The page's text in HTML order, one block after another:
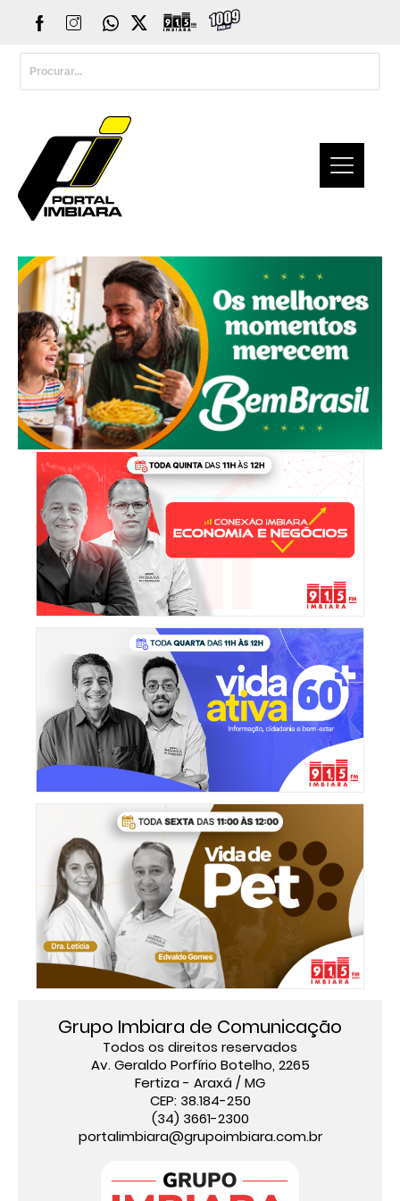
Grupo Imbiara de Comunicação
Todos os direitos reservados
Av. Geraldo Porfírio Botelho, 2265
Fertiza - Araxá / MG
CEP: 38.184-250
(34) 3661-2300
portalimbiara@grupoimbiara.com.br